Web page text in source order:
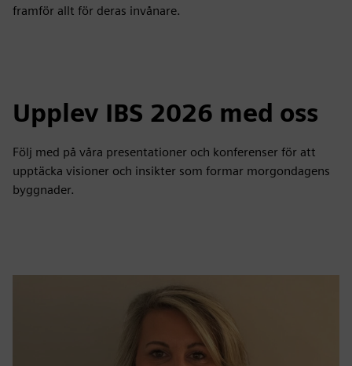
framför allt för deras invånare.
Upplev IBS 2026 med oss
Följ med på våra presentationer och konferenser för att
upptäcka visioner och insikter som formar morgondagens
byggnader.